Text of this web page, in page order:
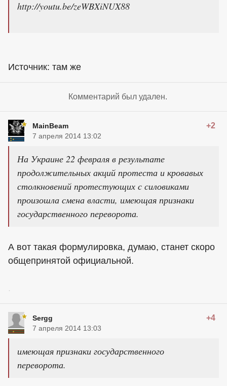
http://youtu.be/zeWBXiNUX88
Источник: там же
Комментарий был удален.
MainBeam +2
7 апреля 2014 13:02
На Украине 22 февраля в результате
продолжительных акций протеста и кровавых
столкновений протестующих с силовиками
произошла смена власти, имеющая признаки
государственного переворота.
А вот такая формулировка, думаю, станет скоро
общепринятой официальной.
.
Sergg +4
7 апреля 2014 13:03
имеющая признаки государственного
переворота.